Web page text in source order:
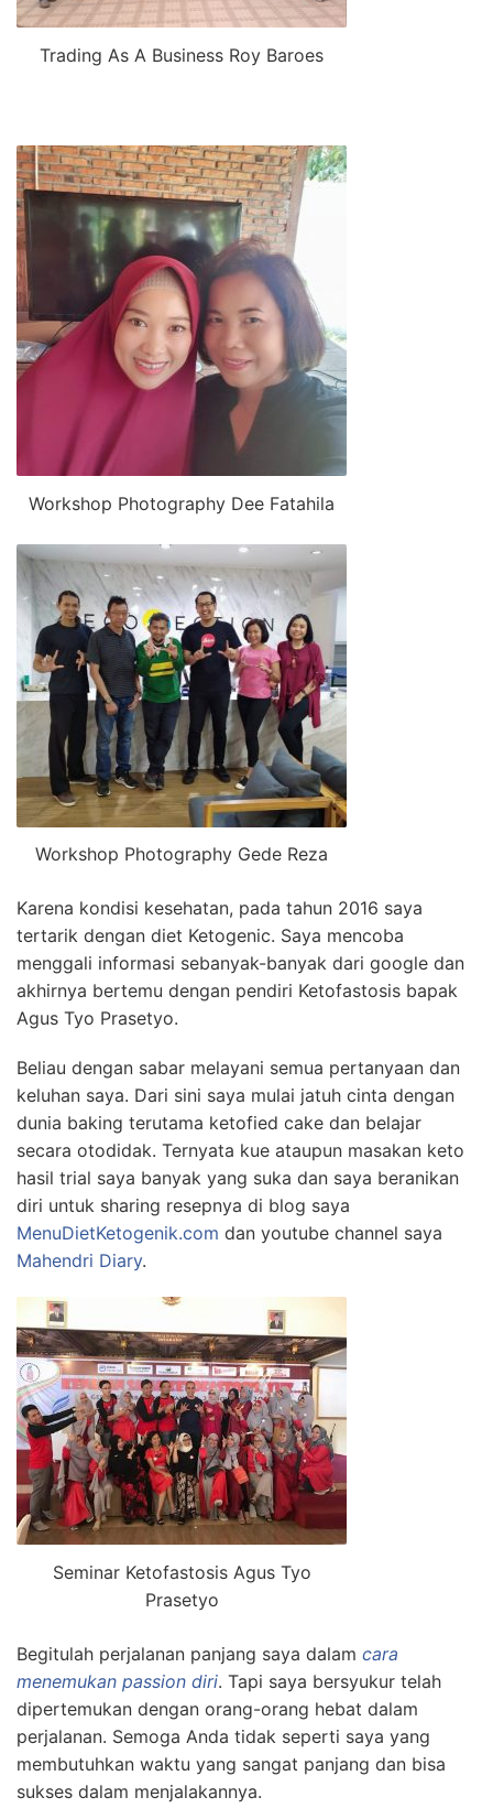
Trading As A Business Roy Baroes
Workshop Photography Dee Fatahila
Workshop Photography Gede Reza
Karena kondisi kesehatan, pada tahun 2016 saya
tertarik dengan diet Ketogenic. Saya mencoba
menggali informasi sebanyak-banyak dari google dan
akhirnya bertemu dengan pendiri Ketofastosis bapak
Agus Tyo Prasetyo.
Beliau dengan sabar melayani semua pertanyaan dan
keluhan saya. Dari sini saya mulai jatuh cinta dengan
dunia baking terutama ketofied cake dan belajar
secara otodidak. Ternyata kue ataupun masakan keto
hasil trial saya banyak yang suka dan saya beranikan
diri untuk sharing resepnya di blog saya
MenuDietKetogenik.com dan youtube channel saya
Mahendri Diary.
Seminar Ketofastosis Agus Tyo
Prasetyo
Begitulah perjalanan panjang saya dalam cara
menemukan passion diri. Tapi saya bersyukur telah
dipertemukan dengan orang-orang hebat dalam
perjalanan. Semoga Anda tidak seperti saya yang
membutuhkan waktu yang sangat panjang dan bisa
sukses dalam menjalakannya.